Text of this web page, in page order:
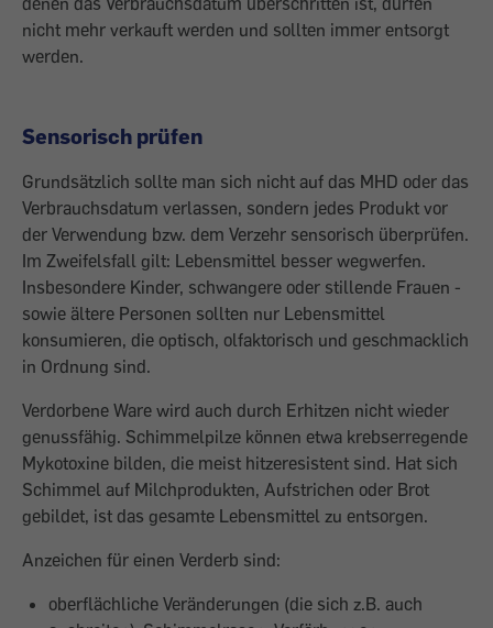
nicht mehr verkauft werden und sollten immer entsorgt
werden.
Sensorisch prüfen
Grundsätzlich sollte man sich nicht auf das MHD oder das
Verbrauchsdatum verlassen, sondern jedes Produkt vor
der Verwendung bzw. dem Verzehr sensorisch überprüfen.
Im Zweifelsfall gilt: Lebensmittel besser wegwerfen.
Insbesondere ­Kinder, schwangere oder stillende Frauen ­
sowie ältere ­Personen sollten nur Lebensmittel
konsumieren, die optisch, olfaktorisch und ­geschmacklich
in Ordnung sind.
Verdor­bene Ware wird auch durch Erhitzen nicht wieder
genussfähig. Schimmelpilze können etwa krebserregende
Mykotoxine bilden, die meist hitzeresistent sind. Hat sich
Schimmel auf Milchprodukten, Aufstrichen oder Brot
gebildet, ist das gesamte Lebensmittel zu entsorgen.
Anzeichen für einen Verderb sind:
oberflächliche Veränderungen (die sich z.B. auch